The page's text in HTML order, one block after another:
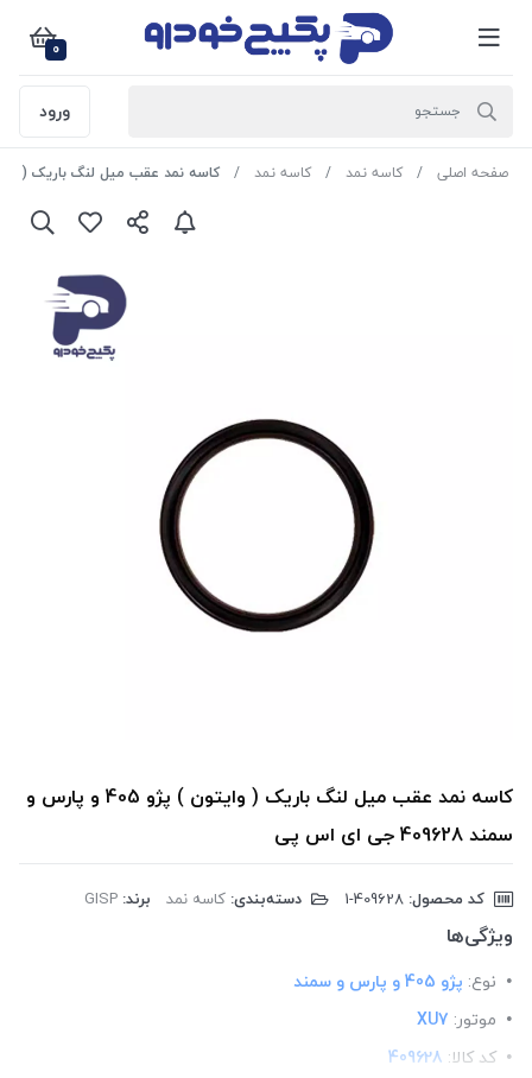
0
ورود
صفحه اصلی کاسه نمد کاسه نمد کاسه نمد عقب میل لنگ باریک ( وایتون ) پژو 405 و پارس و سمند
کاسه نمد عقب میل لنگ باریک ( وایتون ) پژو 405 و پارس و
سمند 409628 جی ای اس پی
کد محصول: دسته‌بندی: کاسه نمد برند: GISP
ویژگی‌ها
نوع: پژو 405 و پارس و سمند
موتور: XU7
کد کالا: 409628